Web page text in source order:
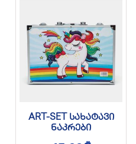
ART-SET სახატავი
ნაკრები